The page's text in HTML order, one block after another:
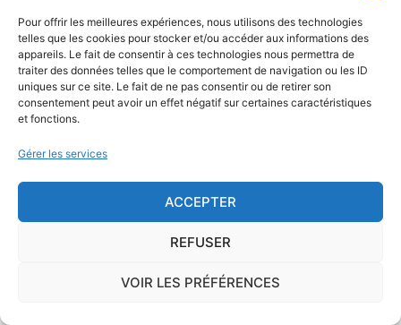
Pour offrir les meilleures expériences, nous utilisons des technologies
telles que les cookies pour stocker et/ou accéder aux informations des
appareils. Le fait de consentir à ces technologies nous permettra de
traiter des données telles que le comportement de navigation ou les ID
uniques sur ce site. Le fait de ne pas consentir ou de retirer son
consentement peut avoir un effet négatif sur certaines caractéristiques
et fonctions.
Gérer les services
ACCEPTER
REFUSER
VOIR LES PRÉFÉRENCES
prévoir des aérations en sous-sol limitent les risques
majeurs d'apparition de champignons lignivores.
Je demande le descriptif des
risques pour ma ville
Le risque Radon